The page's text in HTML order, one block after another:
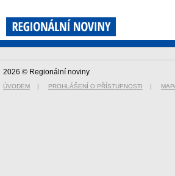
2026 © Regionální noviny
ÚVODEM | PROHLÁŠENÍ O PŘÍSTUPNOSTI |